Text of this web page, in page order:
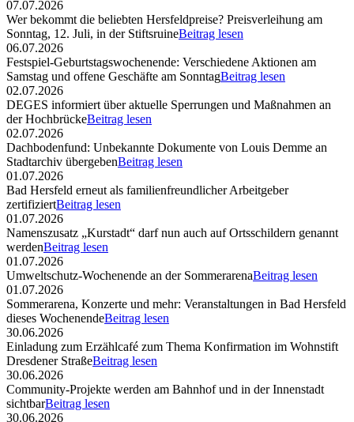
07.07.2026
Wer bekommt die beliebten Hersfeldpreise? Preisverleihung am
Sonntag, 12. Juli, in der StiftsruineBeitrag lesen
06.07.2026
Festspiel-Geburtstagswochenende: Verschiedene Aktionen am
Samstag und offene Geschäfte am SonntagBeitrag lesen
02.07.2026
DEGES informiert über aktuelle Sperrungen und Maßnahmen an
der HochbrückeBeitrag lesen
02.07.2026
Dachbodenfund: Unbekannte Dokumente von Louis Demme an
Stadtarchiv übergebenBeitrag lesen
01.07.2026
Bad Hersfeld erneut als familienfreundlicher Arbeitgeber
zertifiziertBeitrag lesen
01.07.2026
Namenszusatz „Kurstadt“ darf nun auch auf Ortsschildern genannt
werdenBeitrag lesen
01.07.2026
Umweltschutz-Wochenende an der SommerarenaBeitrag lesen
01.07.2026
Sommerarena, Konzerte und mehr: Veranstaltungen in Bad Hersfeld
dieses WochenendeBeitrag lesen
30.06.2026
Einladung zum Erzählcafé zum Thema Konfirmation im Wohnstift
Dresdener StraßeBeitrag lesen
30.06.2026
Community-Projekte werden am Bahnhof und in der Innenstadt
sichtbarBeitrag lesen
30.06.2026